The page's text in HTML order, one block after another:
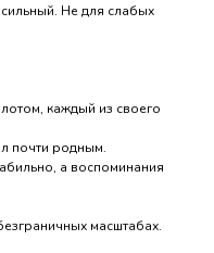
Не для слабых
каждый из своего
почти родным.
а воспоминания
масштабах.